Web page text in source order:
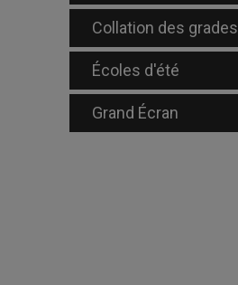
Collation des grades
Écoles d'été
Grand Écran